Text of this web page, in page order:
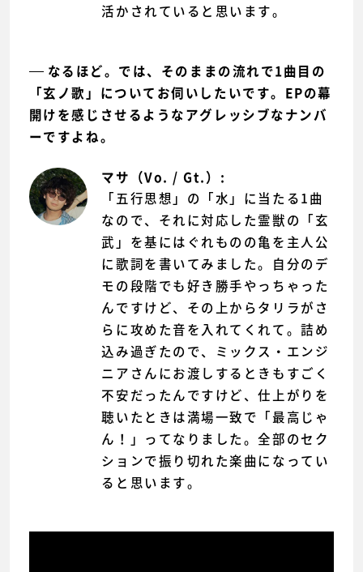
活かされていると思います。
なるほど。では、そのままの流れで1曲目の
「玄ノ歌」についてお伺いしたいです。EPの幕
開けを感じさせるようなアグレッシブなナンバ
ーですよね。
マサ（Vo. / Gt.）:
「五行思想」の「水」に当たる1曲
なので、それに対応した霊獣の「玄
武」を基にはぐれものの亀を主人公
に歌詞を書いてみました。自分のデ
モの段階でも好き勝手やっちゃった
んですけど、その上からタリラがさ
らに攻めた音を入れてくれて。詰め
込み過ぎたので、ミックス・エンジ
ニアさんにお渡しするときもすごく
不安だったんですけど、仕上がりを
聴いたときは満場一致で「最高じゃ
ん！」ってなりました。全部のセク
ションで振り切れた楽曲になってい
ると思います。